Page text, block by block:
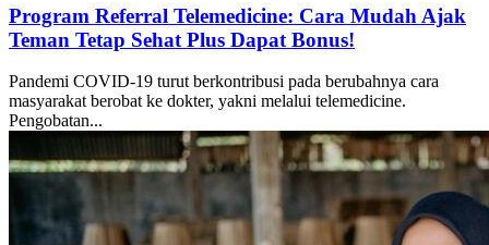
Program Referral Telemedicine: Cara Mudah Ajak
Teman Tetap Sehat Plus Dapat Bonus!
Pandemi COVID-19 turut berkontribusi pada berubahnya cara
masyarakat berobat ke dokter, yakni melalui telemedicine.
Pengobatan...